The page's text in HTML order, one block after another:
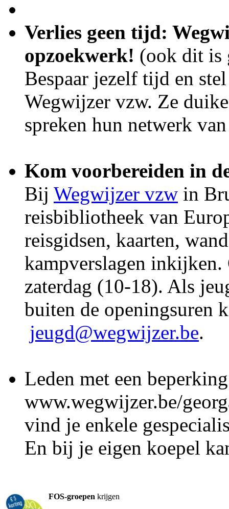
Verlies geen tijd:
opzoekwerk! (ook dit is
Bespaar jezelf tijd en
Wegwijzer vzw. Ze
spreken hun netwerk
Kom voorbereiden in
Bij Wegwijzer vzw in
reisbibliotheek van
reisgidsen, kaarten,
kampverslagen inkijken.
zaterdag (10-18). Als
buiten de openingsuren
jeugd@wegwijzer.be.
Leden met een
www.wegwijzer.be/
vind je enkele
En bij je eigen koepel
FOS-groepen krijgen